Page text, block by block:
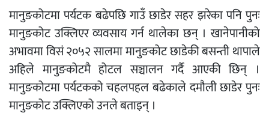
मानुङकोटमा पर्यटक बढेपछि गाउँ छाडेर सहर झरेका पनि पुनः
मानुङकोट उक्लिएर व्यवसाय गर्न थालेका छन् । खानेपानीको
अभावमा विसं २०५२ सालमा मानुङकोट छाडेकी बसन्ती थापाले
अहिले मानुङकोटमै होटल सञ्चालन गर्दै आएकी छिन् ।
मानुङकोटमा पर्यटकको चहलपहल बढेकाले दमौली छाडेर पुनः
मानुङकोट उक्लिएको उनले बताइन् ।